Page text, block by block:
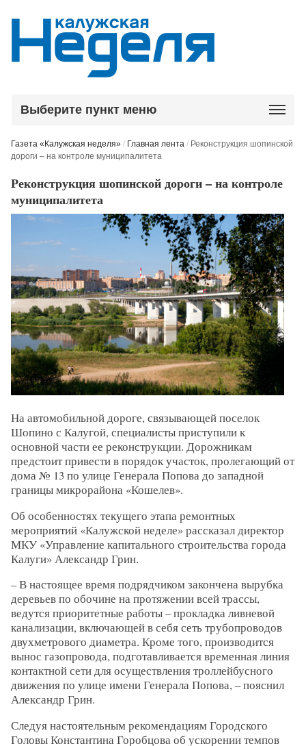
Выберите пункт меню
Газета «Калужская неделя» / Главная лента / Реконструкция шопинской
дороги – на контроле муниципалитета
Реконструкция шопинской дороги – на контроле
муниципалитета
На автомобильной дороге, связывающей поселок
Шопино с Калугой, специалисты приступили к
основной части ее реконструкции. Дорожникам
предстоит привести в порядок участок, пролегающий от
дома № 13 по улице Генерала Попова до западной
границы микрорайона «Кошелев».
Об особенностях текущего этапа ремонтных
мероприятий «Калужской неделе» рассказал директор
МКУ «Управление капитального строительства города
Калуги» Александр Грин.
– В настоящее время подрядчиком закончена вырубка
деревьев по обочине на протяжении всей трассы,
ведутся приоритетные работы – прокладка ливневой
канализации, включающей в себя сеть трубопроводов
двухметрового диаметра. Кроме того, производится
вынос газопровода, подготавливается временная линия
контактной сети для осуществления троллейбусного
движения по улице имени Генерала Попова, – пояснил
Александр Грин.
Следуя настоятельным рекомендациям Городского
Головы Константина Горобцова об ускорении темпов